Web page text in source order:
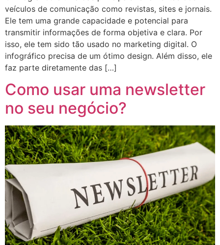
veículos de comunicação como revistas, sites e jornais.
Ele tem uma grande capacidade e potencial para
transmitir informações de forma objetiva e clara. Por
isso, ele tem sido tão usado no marketing digital. O
infográfico precisa de um ótimo design. Além disso, ele
faz parte diretamente das […]
Como usar uma newsletter
no seu negócio?